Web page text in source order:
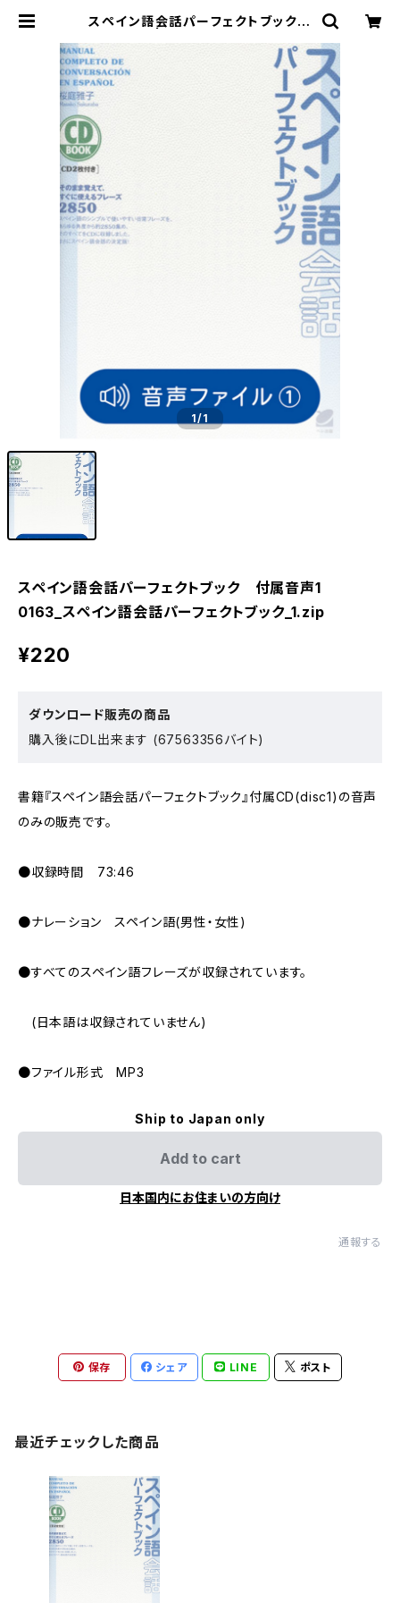
スペイン語会話パーフェクトブック
1/1
スペイン語会話パーフェクトブック 付属音声1
0163_スペイン語会話パーフェクトブック_1.zip
¥220
ダウンロード販売の商品
購入後にDL出来ます (67563356バイト)
書籍『スペイン語会話パーフェクトブック』付属CD(disc1)の音声
のみの販売です。
●収録時間 73:46
●ナレーション スペイン語(男性・女性)
●すべてのスペイン語フレーズが収録されています。
(日本語は収録されていません)
●ファイル形式 MP3
Ship to Japan only
Add to cart
日本国内にお住まいの方向け
通報する
保存 シェア LINE ポスト
最近チェックした商品